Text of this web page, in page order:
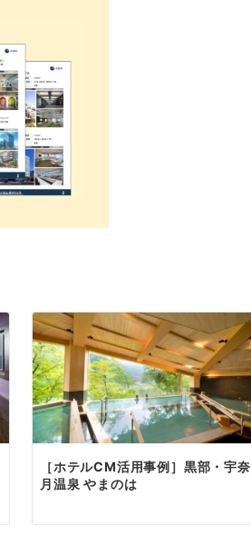
［ホテルCM活用事例］黒部・宇奈
月温泉 やまのは